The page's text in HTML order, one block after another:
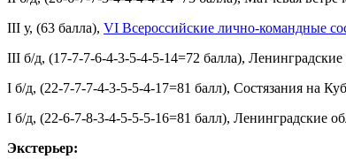
III у, (63 балла), VI Всероссийские лично-командные
III б/д, (17-7-7-6-4-3-5-4-5-14=72 балла),
I б/д, (22-7-7-7-4-3-5-5-4-17=81 балл), Состязания на
I б/д, (22-6-7-8-3-4-5-5-5-16=81 балл), Ленинградские
Экстерьер: